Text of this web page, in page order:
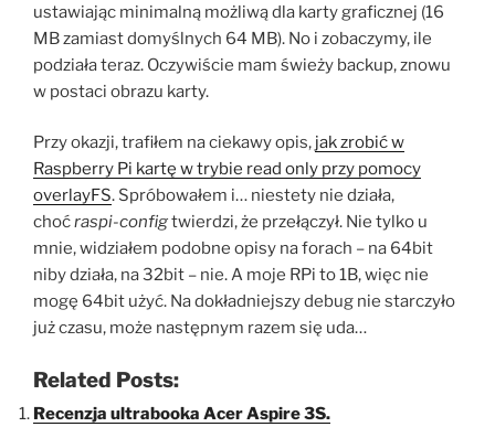
ustawiając minimalną możliwą dla karty graficznej (16
MB zamiast domyślnych 64 MB). No i zobaczymy, ile
podziała teraz. Oczywiście mam świeży backup, znowu
w postaci obrazu karty.
Przy okazji, trafiłem na ciekawy opis, jak zrobić w
Raspberry Pi kartę w trybie read only przy pomocy
overlayFS. Spróbowałem i… niestety nie działa,
choćraspi-configtwierdzi, że przełączył. Nie tylko u
mnie, widziałem podobne opisy na forach – na 64bit
niby działa, na 32bit – nie. A moje RPi to 1B, więc nie
mogę 64bit użyć. Na dokładniejszy debug nie starczyło
już czasu, może następnym razem się uda…
Related Posts:
Recenzja ultrabooka Acer Aspire 3S.